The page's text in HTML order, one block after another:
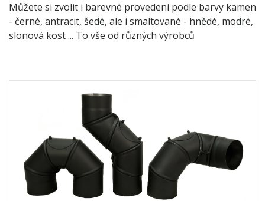
Můžete si zvolit i barevné provedení podle barvy kamen
- černé, antracit, šedé, ale i smaltované - hnědé, modré,
slonová kost ... To vše od různých výrobců